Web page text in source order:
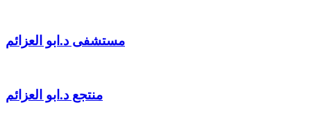
مستشفى د.ابو العزائم
منتجع د.ابو العزائم